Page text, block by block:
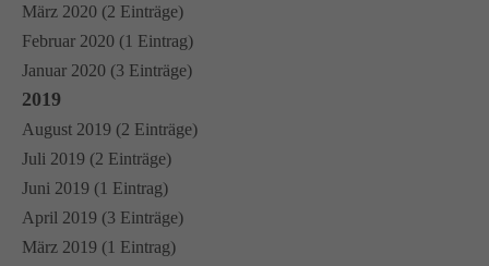
März 2020 (2 Einträge)
Februar 2020 (1 Eintrag)
Januar 2020 (3 Einträge)
2019
August 2019 (2 Einträge)
Juli 2019 (2 Einträge)
Juni 2019 (1 Eintrag)
April 2019 (3 Einträge)
März 2019 (1 Eintrag)